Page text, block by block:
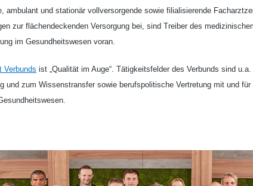
ambulant und stationär vollversorgende sowie filialisierende
zur flächendeckenden Versorgung bei, sind Treiber des
im Gesundheitswesen voran.
Verbunds ist „Qualität im Auge“. Tätigkeitsfelder des Verbunds sind
und zum Wissenstransfer sowie berufspolitische Vertretung mit und